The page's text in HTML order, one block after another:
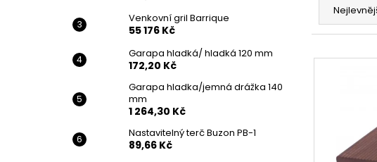
Venkovní gril Barrique
55 176 Kč
Garapa hladká/ hladká 120 mm
172,20 Kč
Garapa hladka/jemná drážka 140
mm
1 264,30 Kč
Nastavitelný terč Buzon PB-1
89,66 Kč
z
V